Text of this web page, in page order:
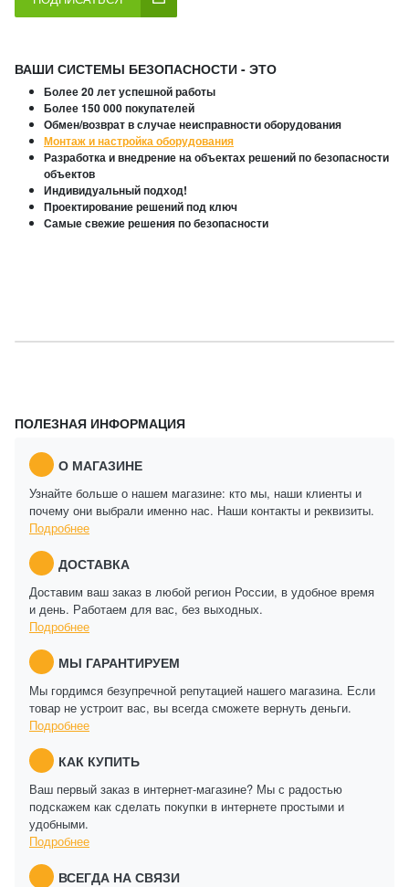
ВАШИ СИСТЕМЫ БЕЗОПАСНОСТИ - ЭТО
Более 20 лет успешной работы
Более 150 000 покупателей
Обмен/возврат в случае неисправности оборудования
Монтаж и настройка оборудования
Разработка и внедрение на объектах решений по безопасности
объектов
Индивидуальный подход!
Проектирование решений под ключ
Самые свежие решения по безопасности
ПОЛЕЗНАЯ ИНФОРМАЦИЯ
О МАГАЗИНЕ
Узнайте больше о нашем магазине: кто мы, наши клиенты и
почему они выбрали именно нас. Наши контакты и реквизиты.
Подробнее
ДОСТАВКА
Доставим ваш заказ в любой регион России, в удобное время
и день. Работаем для вас, без выходных.
Подробнее
МЫ ГАРАНТИРУЕМ
Мы гордимся безупречной репутацией нашего магазина. Если
товар не устроит вас, вы всегда сможете вернуть деньги.
Подробнее
КАК КУПИТЬ
Ваш первый заказ в интернет-магазине? Мы с радостью
подскажем как сделать покупки в интернете простыми и
удобными.
Подробнее
ВСЕГДА НА СВЯЗИ